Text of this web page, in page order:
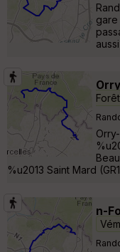
gare
Forêt
%u2013 Saint Mard
n-